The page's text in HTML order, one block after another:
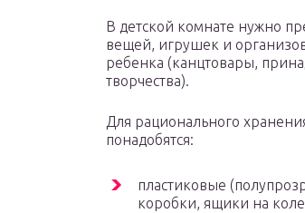
В детской комнате нужно
вещей, игрушек и
ребенка (канцтовары,
творчества).
Для рационального
понадобятся:
пластиковые
коробки, ящики на